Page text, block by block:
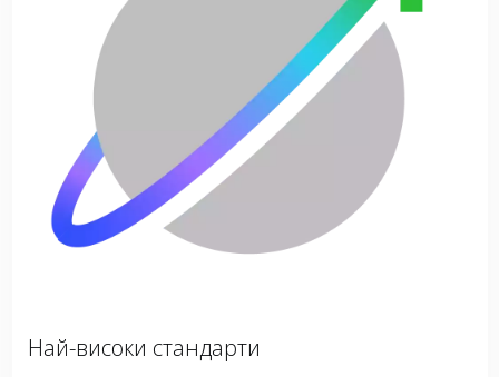
Най-високи стандарти